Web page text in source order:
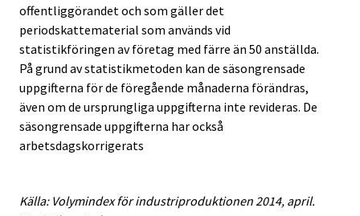
offentliggörandet och som gäller det
periodskattematerial som används vid
statistikföringen av företag med färre än 50 anställda.
På grund av statistikmetoden kan de säsongrensade
uppgifterna för de föregående månaderna förändras,
även om de ursprungliga uppgifterna inte revideras. De
säsongrensade uppgifterna har också
arbetsdagskorrigerats
Källa: Volymindex för industriproduktionen 2014, april.